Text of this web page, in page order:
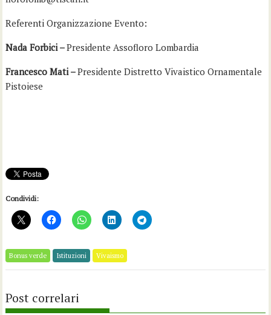
Referenti Organizzazione Evento:
Nada Forbici –Presidente Assofloro Lombardia
Francesco Mati –Presidente Distretto Vivaistico Ornamentale
Pistoiese
Condividi:
Bonus verde Istituzioni Vivaismo
Post correlari